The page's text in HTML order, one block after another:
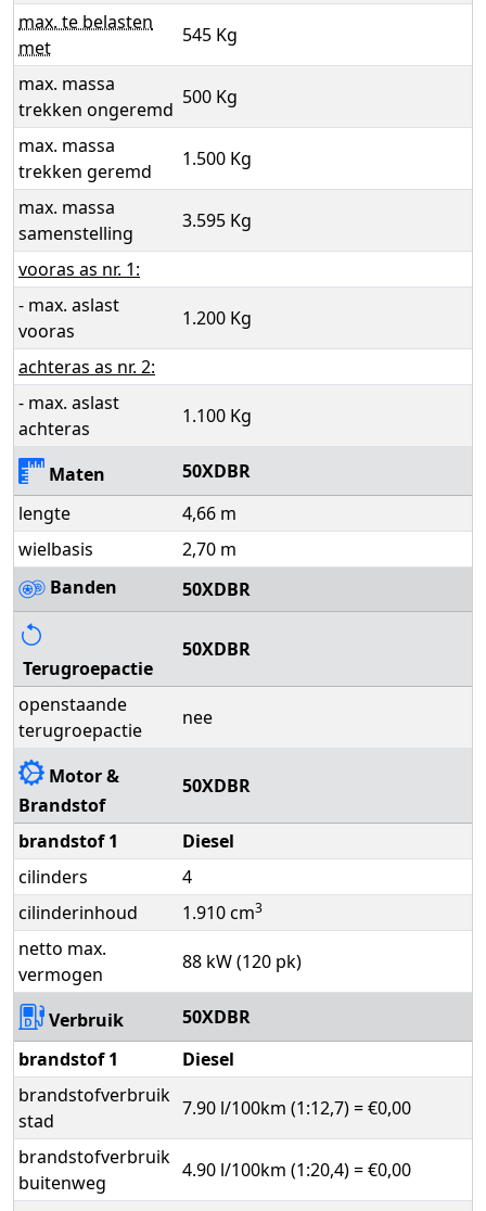
max. te belasten
met
545 Kg
max. massa
trekken ongeremd
500 Kg
max. massa
trekken geremd
1.500 Kg
max. massa
samenstelling
3.595 Kg
vooras as nr. 1:
- max. aslast
vooras
1.200 Kg
achteras as nr. 2:
- max. aslast
achteras
1.100 Kg
Maten
50XDBR
lengte
4,66 m
wielbasis
2,70 m
Banden
50XDBR
Terugroepactie
50XDBR
openstaande
terugroepactie
nee
Motor &
Brandstof
50XDBR
brandstof 1
Diesel
cilinders
4
cilinderinhoud
1.910 cm3
netto max.
vermogen
88 kW (120 pk)
Verbruik
50XDBR
brandstof 1
Diesel
brandstofverbruik
stad
7.90 l/100km (1:12,7) = €0,00
brandstofverbruik
buitenweg
4.90 l/100km (1:20,4) = €0,00